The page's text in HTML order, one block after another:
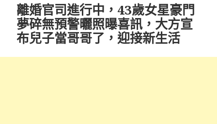
離婚官司進行中，43歲女星豪門
夢碎無預警曬照曝喜訊，大方宣
布兒子當哥哥了，迎接新生活